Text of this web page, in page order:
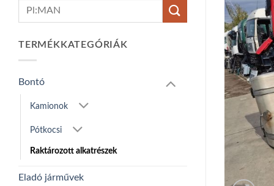
Keresés
TERMÉKKATEGÓRIÁK
Bontó
Kamionok
Pótkocsi
Raktározott alkatrészek
Eladó járművek